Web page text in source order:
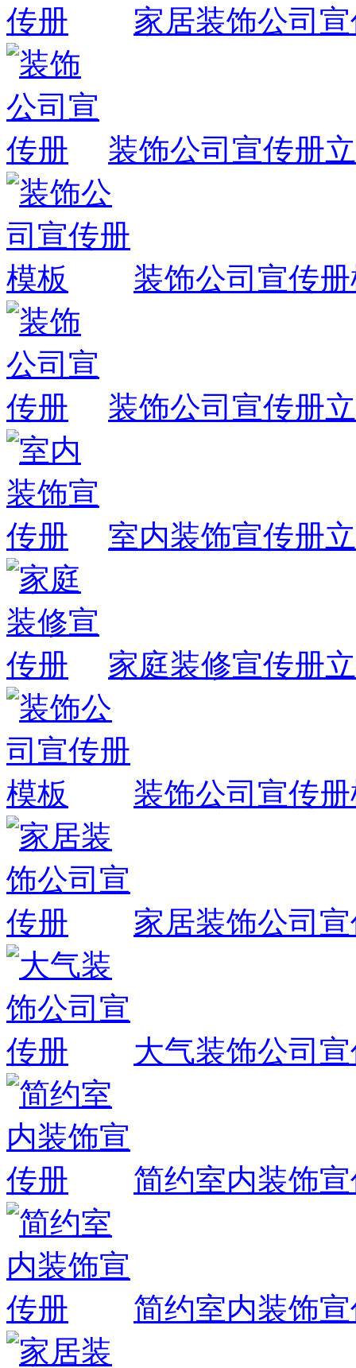
家居装饰公司
装饰公司宣传册
装饰公司宣传
装饰公司宣传册
室内装饰宣传册
家庭装修宣传册
装饰公司宣传
家居装饰公司
大气装饰公司
简约室内装饰
简约室内装饰